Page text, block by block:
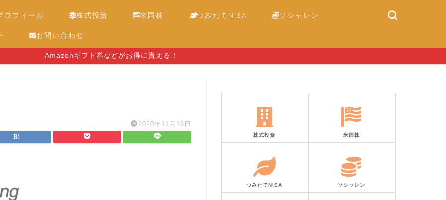
ロフィール 株式投資 米国株 つみたてNISA ソシャレン
お問い合わせ
Amazonギフト券などがお得に貰える！
2020年11月16日
株式投資 米国株
つみたてNISA ソシャレン